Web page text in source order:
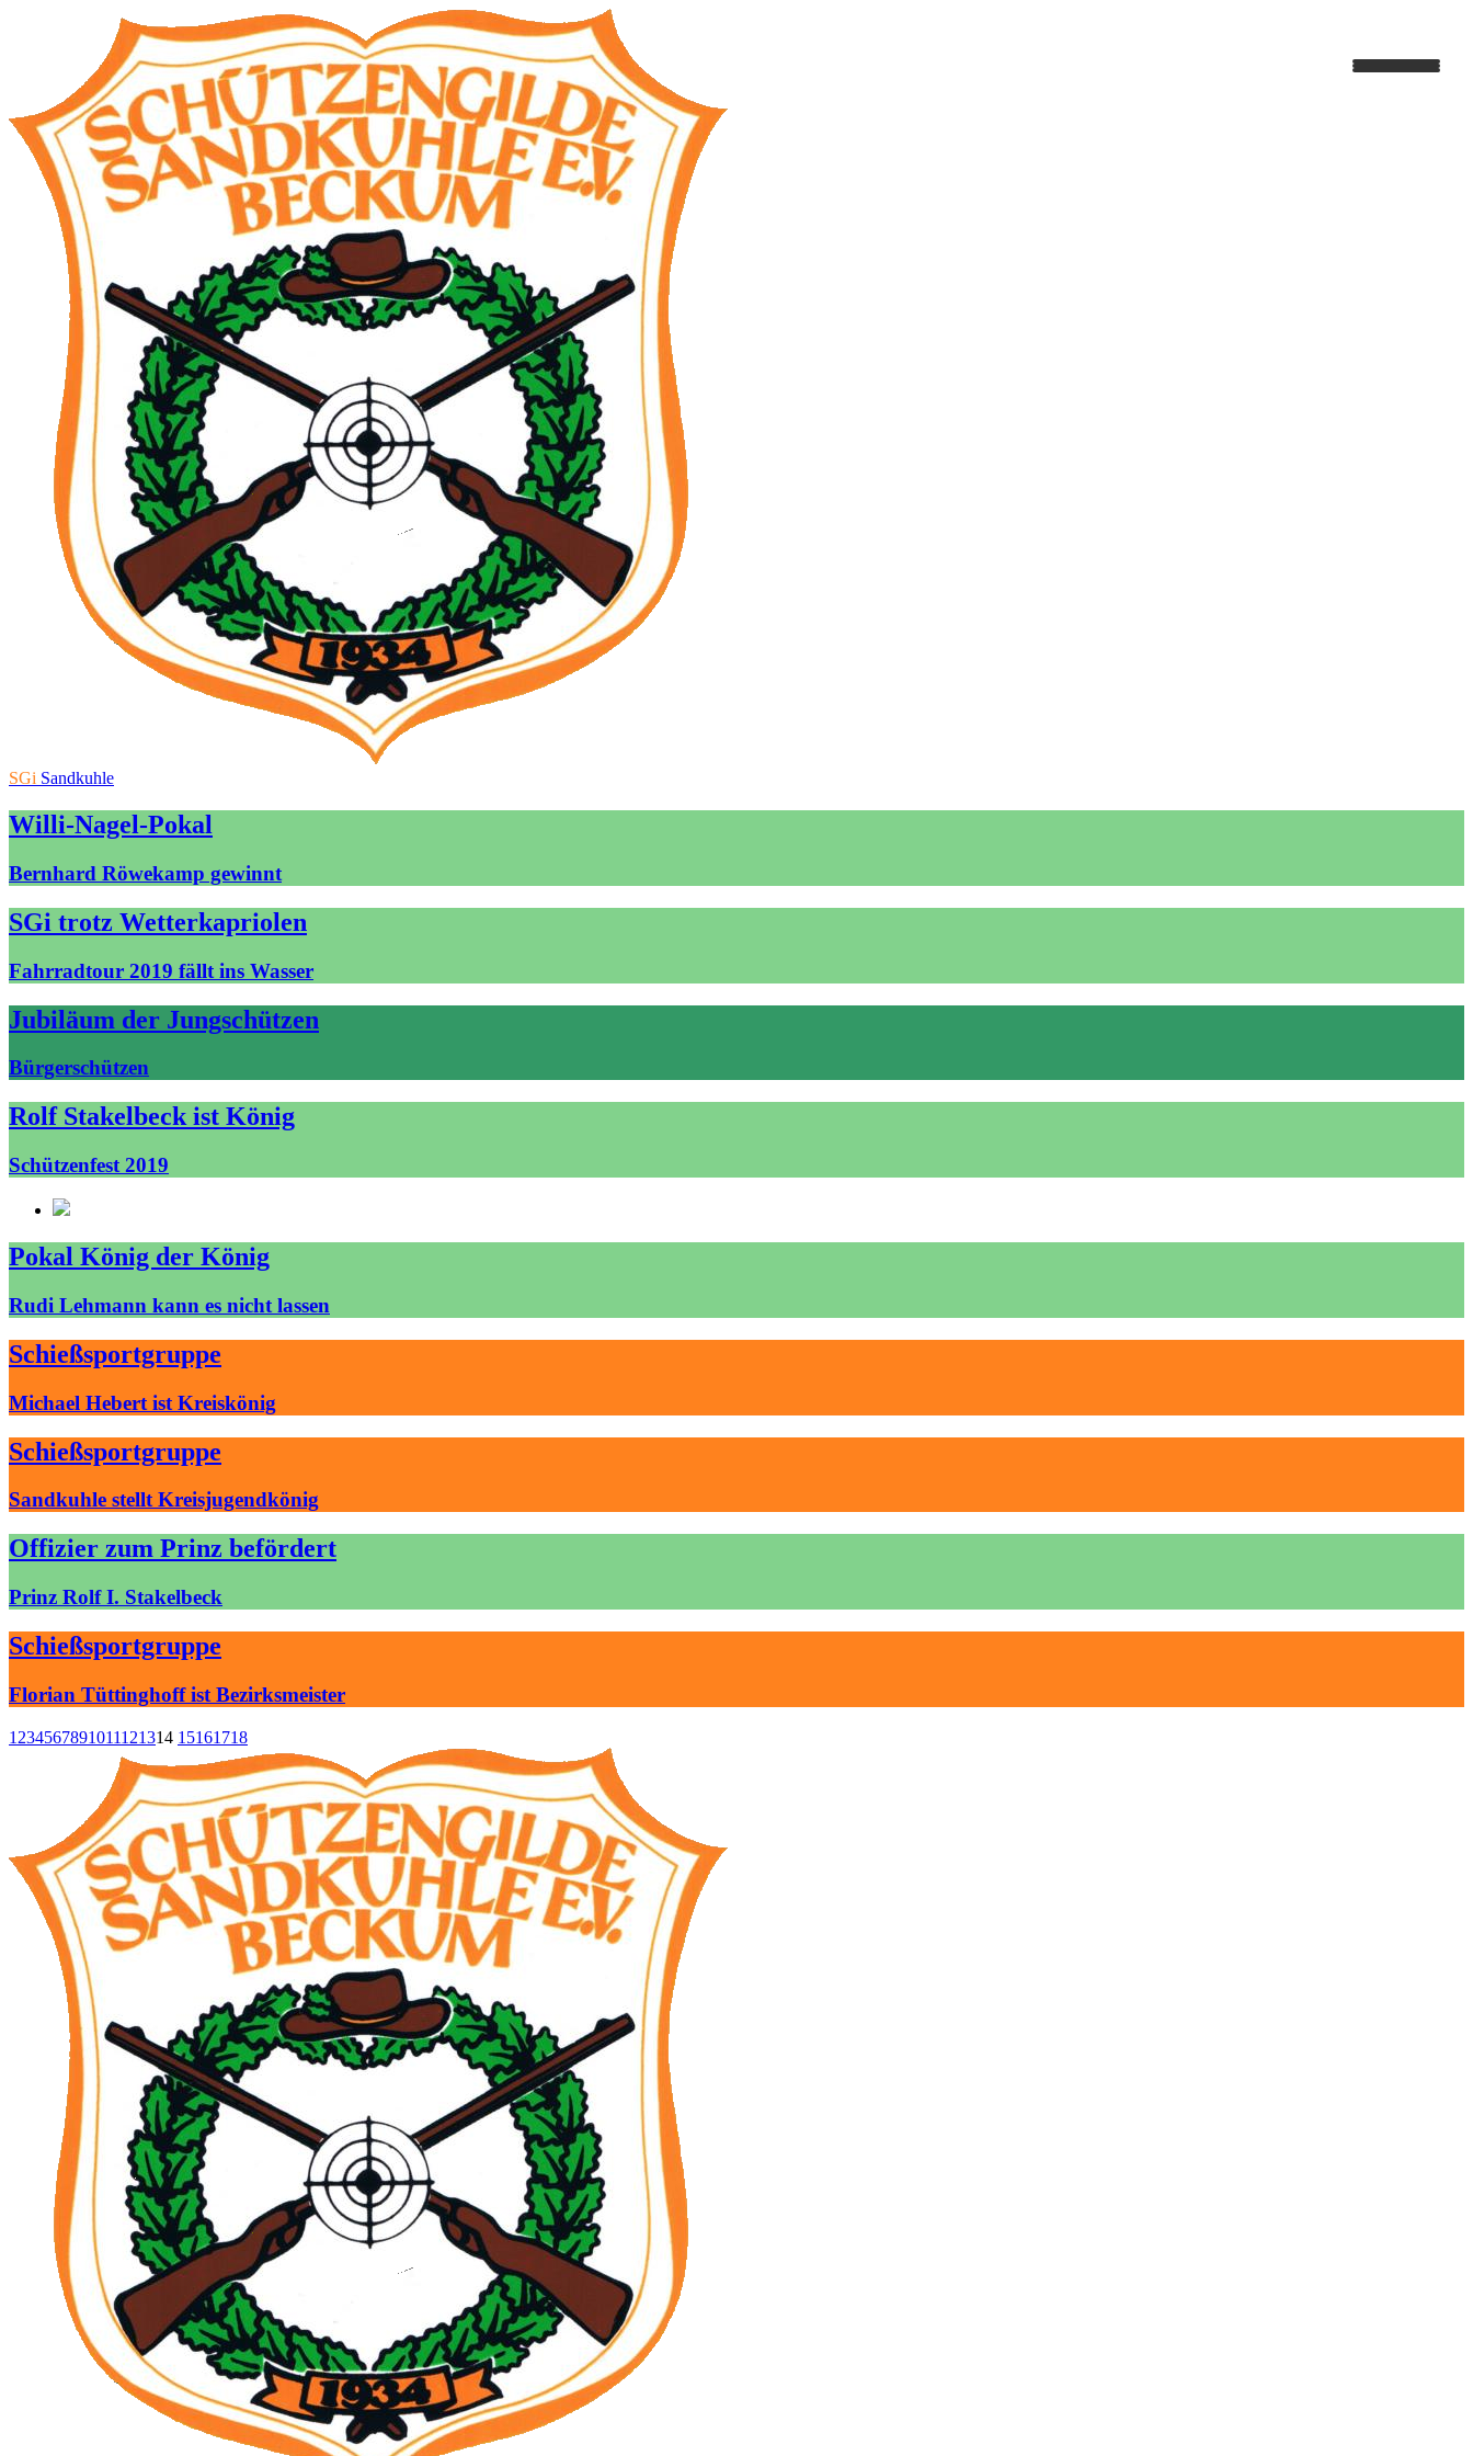
SGi Sandkuhle
Willi-Nagel-Pokal
Bernhard Röwekamp gewinnt
SGi trotz Wetterkapriolen
Fahrradtour 2019 fällt ins Wasser
Jubiläum der Jungschützen
Bürgerschützen
Rolf Stakelbeck ist König
Schützenfest 2019
Pokal König der König
Rudi Lehmann kann es nicht lassen
Schießsportgruppe
Michael Hebert ist Kreiskönig
Schießsportgruppe
Sandkuhle stellt Kreisjugendkönig
Offizier zum Prinz befördert
Prinz Rolf I. Stakelbeck
Schießsportgruppe
Florian Tüttinghoff ist Bezirksmeister
1 234567891011121314 15161718